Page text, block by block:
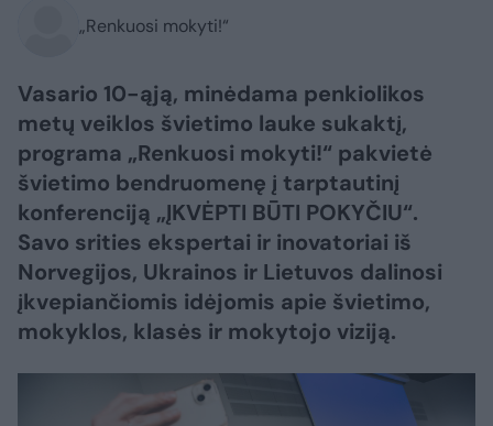
„Renkuosi mokyti!“
Vasario 10-ąją, minėdama penkiolikos
metų veiklos švietimo lauke sukaktį,
programa „Renkuosi mokyti!“ pakvietė
švietimo bendruomenę į tarptautinį
konferenciją „ĮKVĖPTI BŪTI POKYČIU“.
Savo srities ekspertai ir inovatoriai iš
Norvegijos, Ukrainos ir Lietuvos dalinosi
įkvepiančiomis idėjomis apie švietimo,
mokyklos, klasės ir mokytojo viziją.